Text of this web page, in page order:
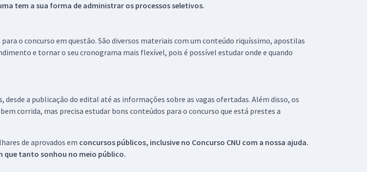
tem a sua forma de administrar os processos seletivos.
o concurso em questão. São diversos materiais com um conteúdo riquíssimo, apostilas
e tornar o seu cronograma mais flexível, pois é possível estudar onde e quando
a publicação do edital até as informações sobre as vagas ofertadas. Além disso, os
corrida, mas precisa estudar bons conteúdos para o concurso que está prestes a
de aprovados em concursos públicos, inclusive no Concurso CNU com a nossa ajuda.
que tanto sonhou no meio público.